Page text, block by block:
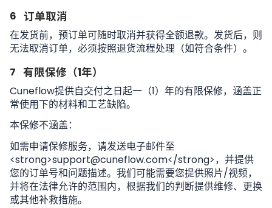
6 订单取消
在发货前，预订单可随时取消并获得全额退款。发货后，则
无法取消订单，必须按照退货流程处理（如符合条件）。
7 有限保修（1年）
Cuneflow提供自交付之日起一（1）年的有限保修，涵盖正
常使用下的材料和工艺缺陷。
本保修不涵盖：
如需申请保修服务，请发送电子邮件至
<strong>support@cuneflow.com</strong>，并提供
您的订单号和问题描述。我们可能需要您提供照片/视频，
并将在法律允许的范围内，根据我们的判断提供维修、更换
或其他补救措施。